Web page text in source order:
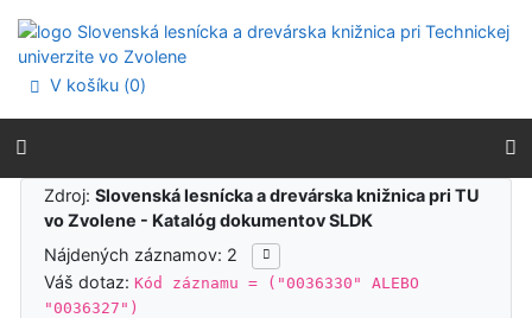
Prejsť na menu
Prehlásenie o webovej prístupnosti
V košíku (0)
Výsledky vyhľadávania
Zdroj:Slovenská lesnícka a drevárska knižnica pri TU
vo Zvolene - Katalóg dokumentov SLDK
Nájdených záznamov: 2
Váš dotaz:Kód záznamu = ("0036330" ALEBO
"0036327")